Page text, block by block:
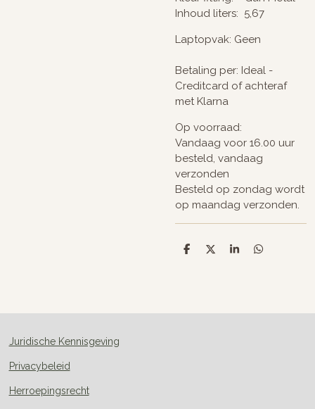
Inhoud liters: 5,67
Laptopvak: Geen
Betaling per: Ideal -
Creditcard of achteraf
met Klarna
Op voorraad:
Vandaag voor 16.00 uur
besteld, vandaag
verzonden
Besteld op zondag wordt
op maandag verzonden.
D
D
S
D
Juridische Kennisgeving
Privacybeleid
Herroepingsrecht